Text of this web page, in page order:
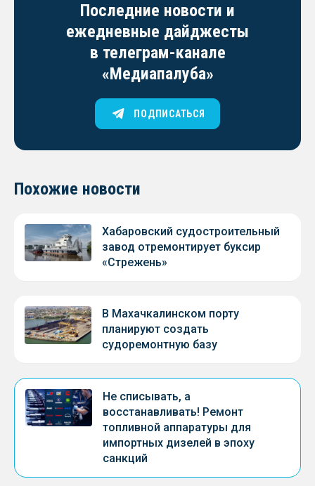
Последние новости и
ежедневные дайджесты
в телеграм-канале
«Медиапалуба»
ПОДПИСАТЬСЯ
Похожие новости
Хабаровский судостроительный
завод отремонтирует буксир
«Стрежень»
В Махачкалинском порту
планируют создать
судоремонтную базу
Не списывать, а
восстанавливать! Ремонт
топливной аппаратуры для
импортных дизелей в эпоху
санкций